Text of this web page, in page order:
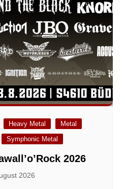
Heavy Metal
Metal
Symphonic Metal
2026
2026